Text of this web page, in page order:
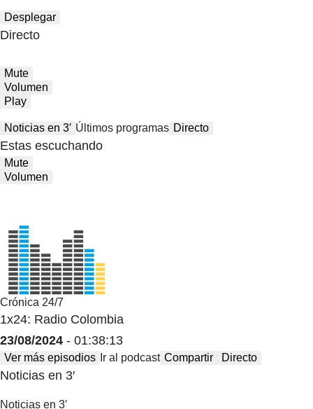
Desplegar
Directo
Mute
Volumen
Play
Noticias en 3′ Últimos programas Directo
Estas escuchando
Mute
Volumen
Crónica 24/7
1x24: Radio Colombia
23/08/2024 - 01:38:13
Ver más episodios Ir al podcast Compartir Directo
Noticias en 3′
Noticias en 3′